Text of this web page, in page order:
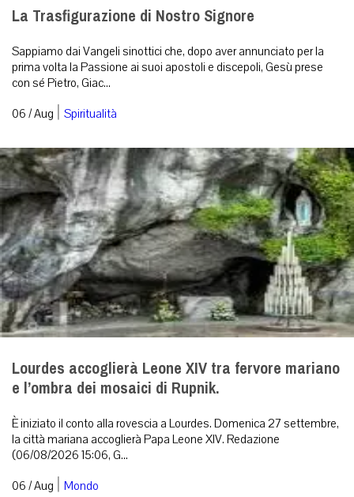
La Trasfigurazione di Nostro Signore
Sappiamo dai Vangeli sinottici che, dopo aver annunciato per la
prima volta la Passione ai suoi apostoli e discepoli, Gesù prese
con sé Pietro, Giac...
06 / Aug | Spiritualità
Lourdes accoglierà Leone XIV tra fervore mariano
e l’ombra dei mosaici di Rupnik.
È iniziato il conto alla rovescia a Lourdes. Domenica 27 settembre,
la città mariana accoglierà Papa Leone XIV. Redazione
(06/08/2026 15:06, G...
06 / Aug | Mondo